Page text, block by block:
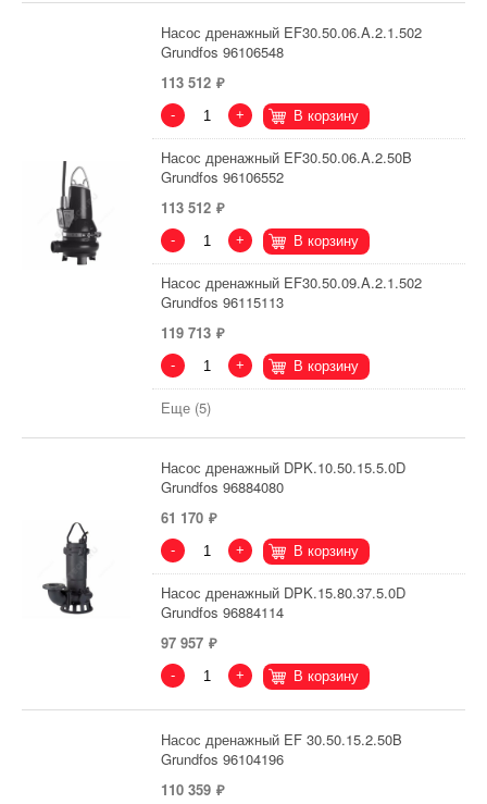
Насос дренажный EF30.50.06.A.2.1.502
Grundfos 96106548
113 512
- + В корзину
Насос дренажный EF30.50.06.A.2.50B
Grundfos 96106552
113 512
- + В корзину
Насос дренажный EF30.50.09.A.2.1.502
Grundfos 96115113
119 713
- + В корзину
Еще (5)
Насос дренажный DPK.10.50.15.5.0D
Grundfos 96884080
61 170
- + В корзину
Насос дренажный DPK.15.80.37.5.0D
Grundfos 96884114
97 957
- + В корзину
Насос дренажный EF 30.50.15.2.50B
Grundfos 96104196
110 359